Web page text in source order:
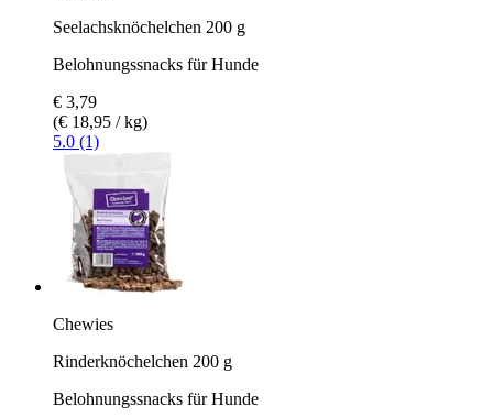
Seelachsknöchelchen 200 g
Belohnungssnacks für Hunde
€ 3,79
(€ 18,95 / kg)
5.0 (1)
Chewies
Rinderknöchelchen 200 g
Belohnungssnacks für Hunde